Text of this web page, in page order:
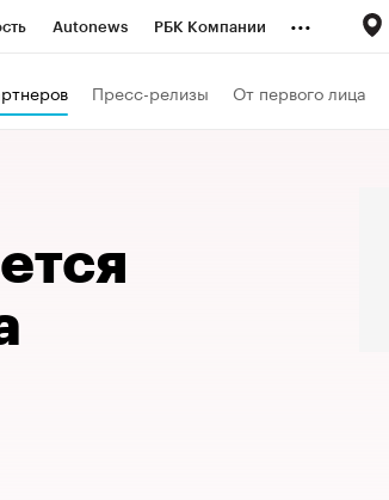
Autonews РБК Компании ...
Пресс-релизы От первого лица